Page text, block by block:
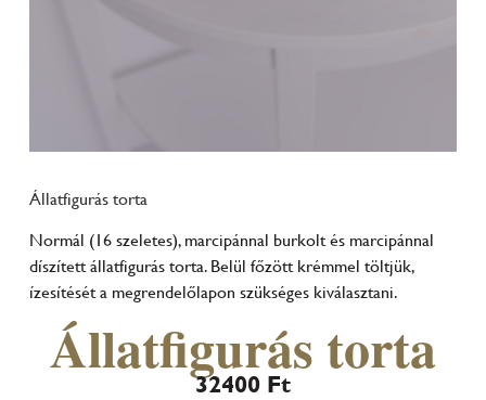
Állatfigurás torta
32400 Ft
Állatfigurás torta
Normál (16 szeletes), marcipánnal burkolt és marcipánnal
díszített állatfigurás torta. Belül főzött krémmel töltjük,
ízesítését a megrendelőlapon szükséges kiválasztani.